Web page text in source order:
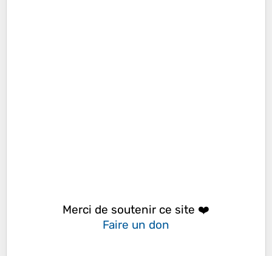
Merci de soutenir ce site ❤️
Faire un don